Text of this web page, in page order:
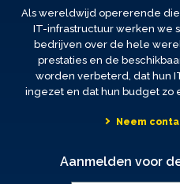
Als wereldwijd opererende
IT-infrastructuur werken we
bedrijven over de hele
prestaties en de
worden verbeterd, dat hun
ingezet en dat hun budget zo
Neem
Aanmelden voor